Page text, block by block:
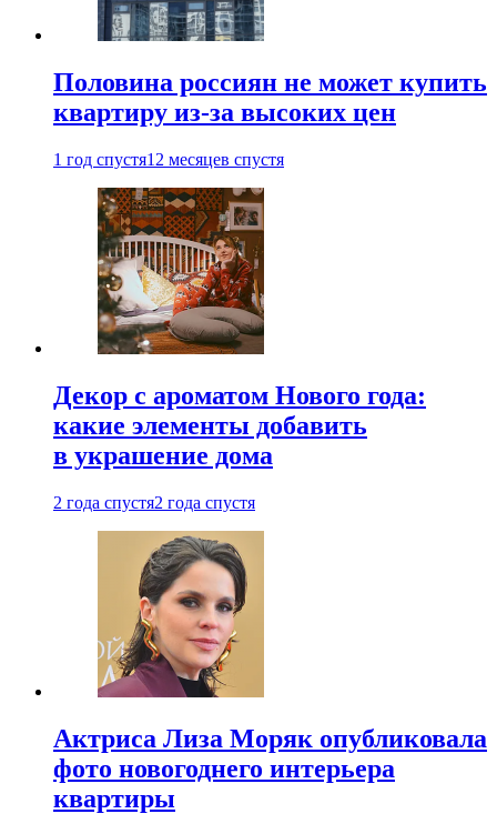
Половина россиян не может купить
квартиру из-за высоких цен
1 год спустя12 месяцев спустя
Декор с ароматом Нового года:
какие элементы добавить
в украшение дома
2 года спустя2 года спустя
Актриса Лиза Моряк опубликовала
фото новогоднего интерьера
квартиры